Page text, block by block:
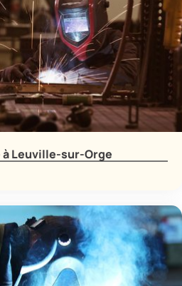
Leuville-sur-Orge